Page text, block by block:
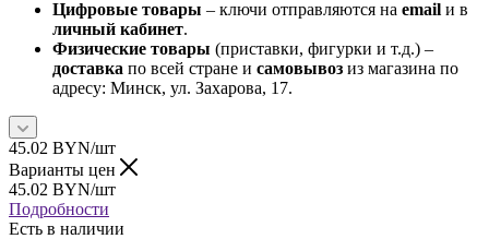
Цифровые товары – ключи отправляются на email и в
личный кабинет.
Физические товары (приставки, фигурки и т.д.) –
доставка по всей стране и самовывоз из магазина по
адресу: Минск, ул. Захарова, 17.
45.02 BYN/шт
Варианты цен
45.02 BYN/шт
Подробности
Есть в наличии